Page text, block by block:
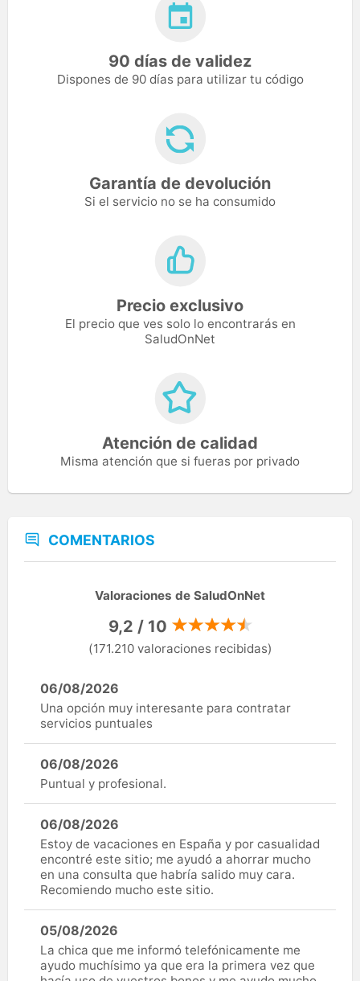
90 días de validez
Dispones de 90 días para utilizar tu código
Garantía de devolución
Si el servicio no se ha consumido
Precio exclusivo
El precio que ves solo lo encontrarás en
SaludOnNet
Atención de calidad
Misma atención que si fueras por privado
COMENTARIOS
Valoraciones de SaludOnNet
9,2 / 10
(171.210 valoraciones recibidas)
06/08/2026
Una opción muy interesante para contratar
servicios puntuales
06/08/2026
Puntual y profesional.
06/08/2026
Estoy de vacaciones en España y por casualidad
encontré este sitio; me ayudó a ahorrar mucho
en una consulta que habría salido muy cara.
Recomiendo mucho este sitio.
05/08/2026
La chica que me informó telefónicamente me
ayudo muchísimo ya que era la primera vez que